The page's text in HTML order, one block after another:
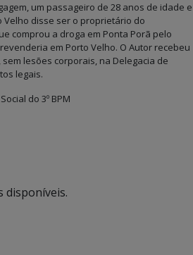
um passageiro de 28 anos de idade e
disse ser o proprietário do
comprou a droga em Ponta Porã pelo
em Porto Velho. O Autor recebeu
lesões corporais, na Delegacia de
legais.
do 3º BPM
disponíveis.